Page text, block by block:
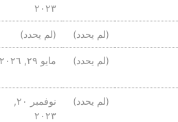
٢٠٢٣
(لم يحدد) (لم يحدد)
(لم يحدد) مايو ٢٩, ٢٠٢٦
(لم يحدد)
نوفمبر ٢٠,
٢٠٢٣